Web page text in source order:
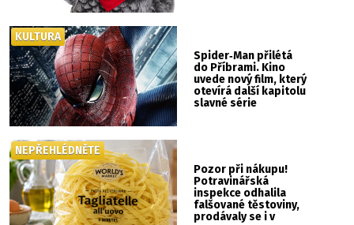
Spider‑Man přilétá
do Příbrami. Kino
uvede nový film, který
otevírá další kapitolu
slavné série
KULTURA
Pozor při nákupu!
Potravinářská
inspekce odhalila
falšované těstoviny,
prodávaly se i v
NEPŘEHLÉDNĚTE